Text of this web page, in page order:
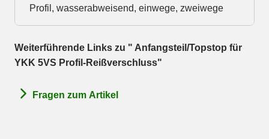
Profil, wasserabweisend, einwege, zweiwege
Weiterführende Links zu " Anfangsteil/Topstop für
YKK 5VS Profil-Reißverschluss"
Fragen zum Artikel